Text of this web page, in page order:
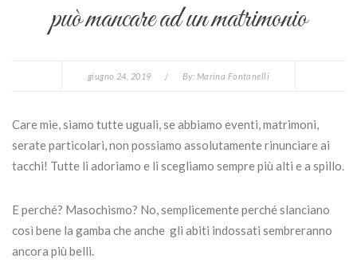
può mancare ad un matrimonio
giugno 24, 2019 / By: Marina Fontanelli
Care mie, siamo tutte uguali, se abbiamo eventi, matrimoni,
serate particolari, non possiamo assolutamente rinunciare ai
tacchi! Tutte li adoriamo e li scegliamo sempre più alti e a spillo.
E perché? Masochismo? No, semplicemente perché slanciano
così bene la gamba che anche gli abiti indossati sembreranno
ancora più belli.